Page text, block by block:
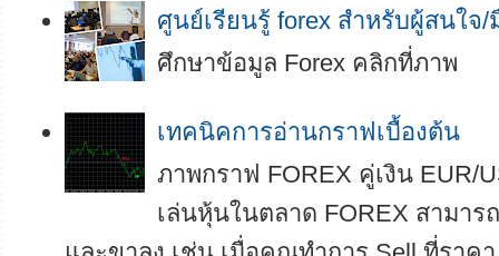
ศูนย์เรียนรู้ forex สำหรับผู้สนใจ/
ศึกษาข้อมูล Forex คลิกที่ภาพ
เทคนิคการอ่านกราฟเบื้องต้น
ภาพกราฟ FOREX คู่เงิน EUR/
เล่นหุ้นในตลาด FOREX สามาร